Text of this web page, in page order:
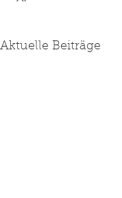
Aktuelle Beiträge